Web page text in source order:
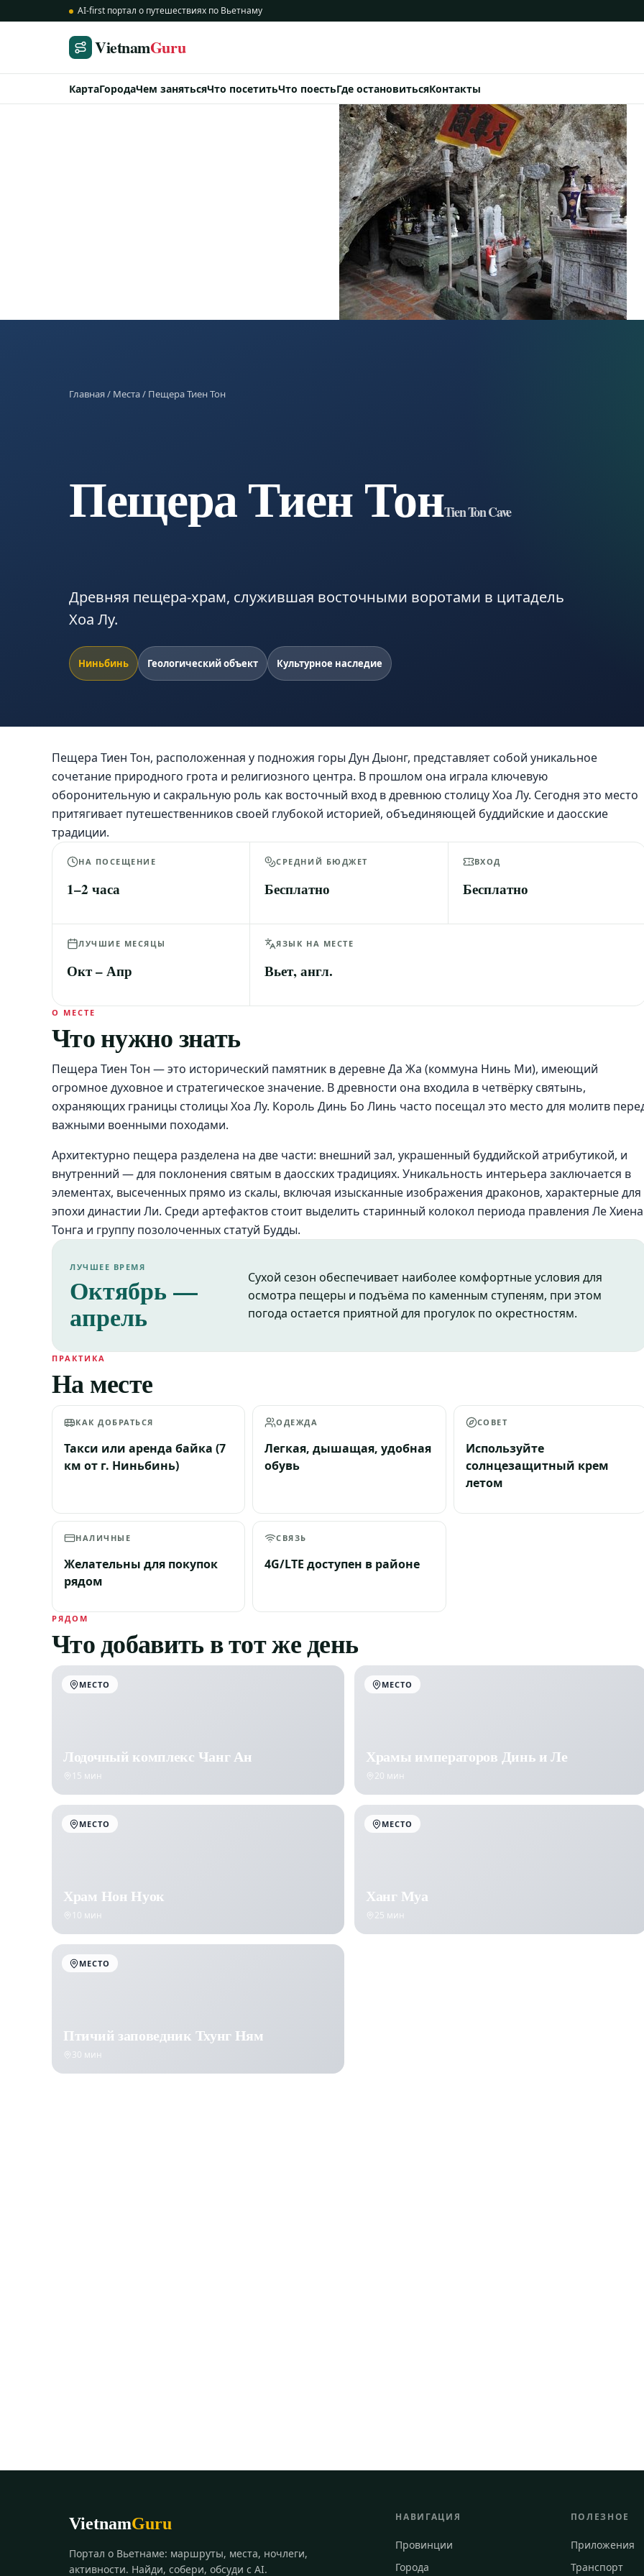
AI-first портал о путешествиях по Вьетнаму
VietnamGuru
КартаГородаЧем занятьсяЧто посетитьЧто поестьГде остановитьсяКонтакты
Главная/ Места/ Пещера Тиен Тон
Пещера Тиен ТонTien Ton Cave
Древняя пещера-храм, служившая восточными воротами в цитадель
Хоа Лу.
Ниньбинь Геологический объект Культурное наследие
Пещера Тиен Тон, расположенная у подножия горы Дун Дыонг, представляет собой уникальное
сочетание природного грота и религиозного центра. В прошлом она играла ключевую
оборонительную и сакральную роль как восточный вход в древнюю столицу Хоа Лу. Сегодня это место
притягивает путешественников своей глубокой историей, объединяющей буддийские и даосские
традиции.
НА ПОСЕЩЕНИЕ
1–2 часа
СРЕДНИЙ БЮДЖЕТ
Бесплатно
ВХОД
Бесплатно
ЛУЧШИЕ МЕСЯЦЫ
Окт – Апр
ЯЗЫК НА МЕСТЕ
Вьет, англ.
О МЕСТЕ
Что нужно знать
Пещера Тиен Тон — это исторический памятник в деревне Да Жа (коммуна Нинь Ми), имеющий
огромное духовное и стратегическое значение. В древности она входила в четвёрку святынь,
охраняющих границы столицы Хоа Лу. Король Динь Бо Линь часто посещал это место для молитв
важными военными походами.
Архитектурно пещера разделена на две части: внешний зал, украшенный буддийской атрибутикой, и
внутренний — для поклонения святым в даосских традициях. Уникальность интерьера заключается в
элементах, высеченных прямо из скалы, включая изысканные изображения драконов, характерные для
эпохи династии Ли. Среди артефактов стоит выделить старинный колокол периода правления Ле Хиена
Тонга и группу позолоченных статуй Будды.
ЛУЧШЕЕ ВРЕМЯ
Октябрь —
апрель
Сухой сезон обеспечивает наиболее комфортные условия для
осмотра пещеры и подъёма по каменным ступеням, при этом
погода остается приятной для прогулок по окрестностям.
ПРАКТИКА
На месте
КАК ДОБРАТЬСЯ
Такси или аренда байка (7
км от г. Ниньбинь)
ОДЕЖДА
Легкая, дышащая, удобная
обувь
СОВЕТ
Используйте
солнцезащитный крем
летом
НАЛИЧНЫЕ
Желательны для покупок
рядом
СВЯЗЬ
4G/LTE доступен в районе
РЯДОМ
Что добавить в тот же день
МЕСТО
Лодочный комплекс Чанг Ан
15 мин
МЕСТО
Храмы императоров Динь и Ле
20 мин
МЕСТО
Храм Нон Нуок
10 мин
МЕСТО
Ханг Муа
25 мин
МЕСТО
Птичий заповедник Тхунг Ням
30 мин
VietnamGuru
Портал о Вьетнаме: маршруты, места, ночлеги,
активности. Найди, собери, обсуди с AI.
НАВИГАЦИЯ
Провинции
Города
ПОЛЕЗНОЕ
Приложения
Транспорт